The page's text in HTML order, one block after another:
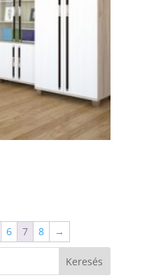
6 7 8 →
Keresés